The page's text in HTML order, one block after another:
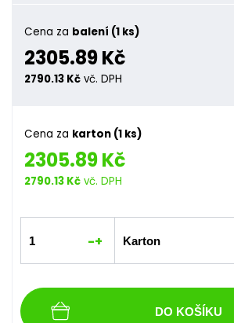
Cena za balení (1 ks)
2305.89 Kč
2790.13 Kč vč. DPH
Cena za karton (1 ks)
2305.89 Kč
2790.13 Kč vč. DPH
-+
DO KOŠÍKU